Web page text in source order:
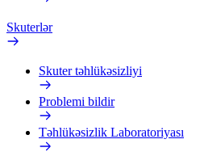
Skuterlər
Skuter təhlükəsizliyi
Problemi bildir
Təhlükəsizlik Laboratoriyası